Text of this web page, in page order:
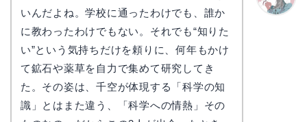
いんだよね。学校に通ったわけでも、誰か
に教わったわけでもない。それでも“知りた
い”という気持ちだけを頼りに、何年もかけ
て鉱石や薬草を自力で集めて研究してき
た。その姿は、千空が体現する「科学の知
識」とはまた違う、「科学への情熱」その